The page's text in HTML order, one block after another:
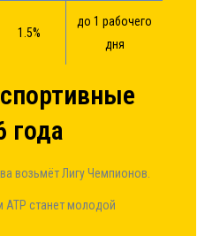
1.5%
до 1 рабочего
дня
года
возьмёт Лигу Чемпионов.
станет молодой